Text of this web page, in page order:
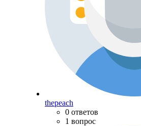
thepeach
0 ответов
1 вопрос